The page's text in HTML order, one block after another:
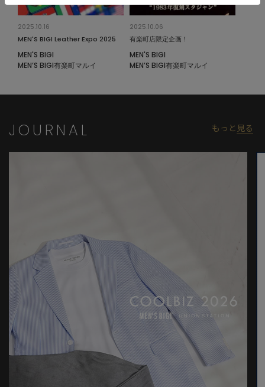
ハーミット クラブ）〉を展開。アパレル領域にとどまらず、複数
ンサルティングも行うなど、活動の幅を広げている。著書に
『UNLIKELY THINGS（I AM BEAMSシリーズ）』がある。
Instagram｜@nakadashinsuke
モデル:身長:186cm バスト:80cm ウエスト:71cm ヒップ:89cm 着
※照明・光の加減、PCやスマートフォンなどの環境により、製品
2025.10.16
MEN'S BIGI Leather Expo 2025
MEN'S BIGI
MEN’S BIGI有楽町マルイ
2025.10.06
有楽町店限定企画！
MEN'S BIGI
MEN’S BIGI有楽町マルイ
JOURNAL もっと 見る